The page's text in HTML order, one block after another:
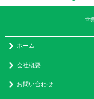
営
ホーム
会社概要
お問い合わせ